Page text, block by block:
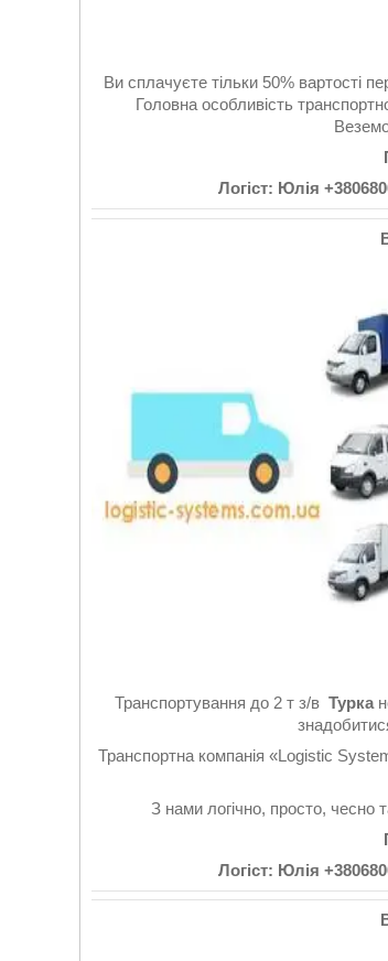
Ви сплачуєте тільки 50% вартості
Головна особливість
Логіст: Юлія
Транспортування до 2 т з/в Турка
Транспортна компанія «Logistic
З нами логічно, просто, чесно
Логіст: Юлія